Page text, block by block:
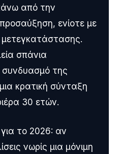
από την
ενίοτε με
σπάνια
συνδυασμό της
κρατική σύνταξη
30 ετών.
για το 2026: αν
νωρίς μια μόνιμη